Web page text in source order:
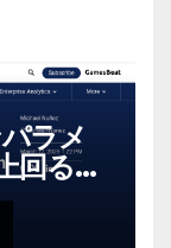
ラメ
回る新
をリ